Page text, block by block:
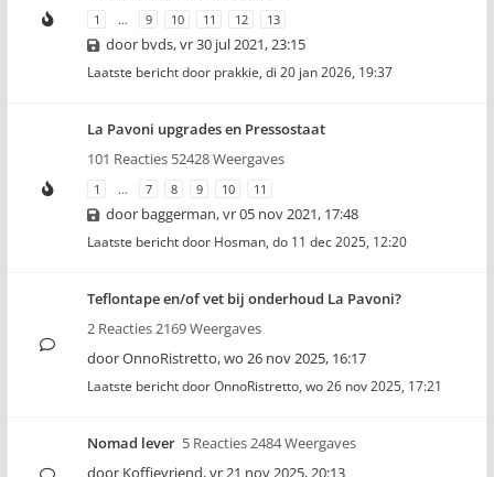
1 … 9 10 11 12 13
door bvds,vr 30 jul 2021, 23:15
Laatste bericht door prakkie, di 20 jan 2026, 19:37
La Pavoni upgrades en Pressostaat
101 Reacties 52428 Weergaves
1 … 7 8 9 10 11
door baggerman,vr 05 nov 2021, 17:48
Laatste bericht door Hosman, do 11 dec 2025, 12:20
Teflontape en/of vet bij onderhoud La Pavoni?
2 Reacties 2169 Weergaves
doorOnnoRistretto,wo 26 nov 2025, 16:17
Laatste bericht doorOnnoRistretto, wo 26 nov 2025, 17:21
Nomad lever 5 Reacties 2484 Weergaves
door Koffievriend,vr 21 nov 2025, 20:13